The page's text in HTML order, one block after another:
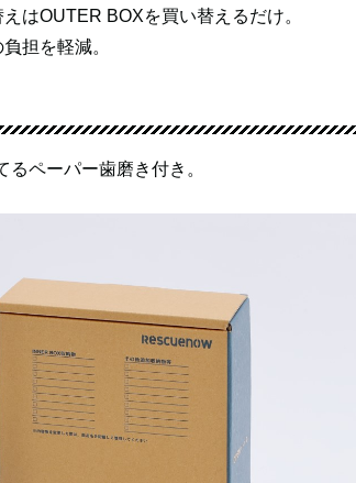
はOUTER BOXを買い替えるだけ。
担を軽減。
ペーパー歯磨き付き。